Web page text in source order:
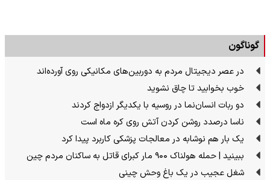
گوناگون
در عصر دیجیتال مردم به دوربین‌های مکانیکی روی آورده‌اند
خوب بخوابید تا چاق نشوید
دو ربات انسان‌نما در روسیه با یکدیگر ازدواج کردند
ناسا درصدد روشن کردن آتش روی کره ماه است
یک بار هم نوشابه در معالجات پزشکی کاربرد پیدا کرد
ببینید | حمله هولناک ۹۰۰ مار کبرای قاتل به ساکنان مردم چین
شغل عجیب در یک باغ وحش چینی